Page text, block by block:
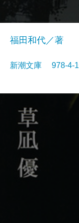
福田和代／著
新潮文庫 978-4-